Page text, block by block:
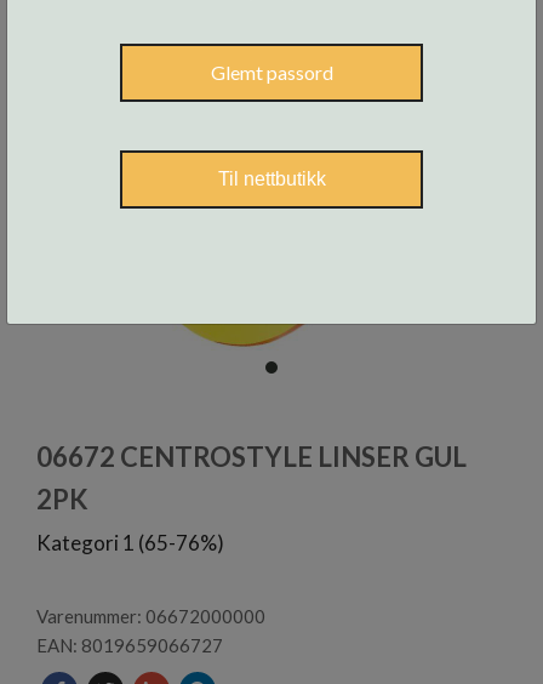
item
of
1
06672 CENTROSTYLE LINSER GUL
2PK
Kategori 1 (65-76%)
Varenummer: 06672000000
EAN: 8019659066727
Glemt passord
Til nettbutikk